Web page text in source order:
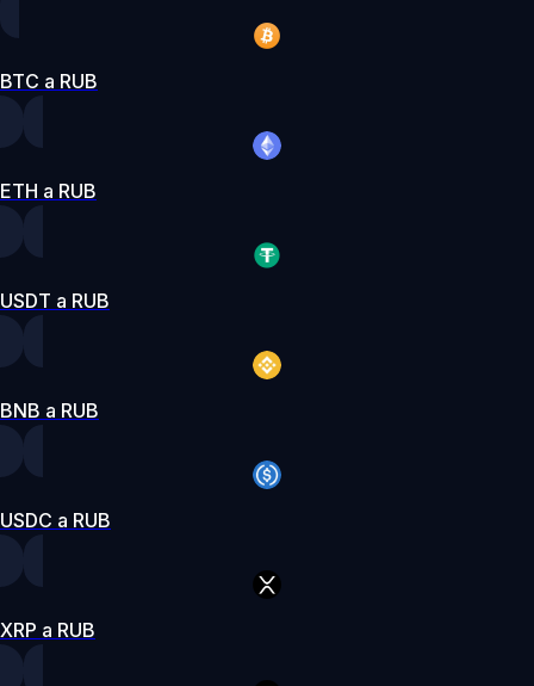
BTC a RUB
ETH a RUB
USDT a RUB
BNB a RUB
USDC a RUB
XRP a RUB